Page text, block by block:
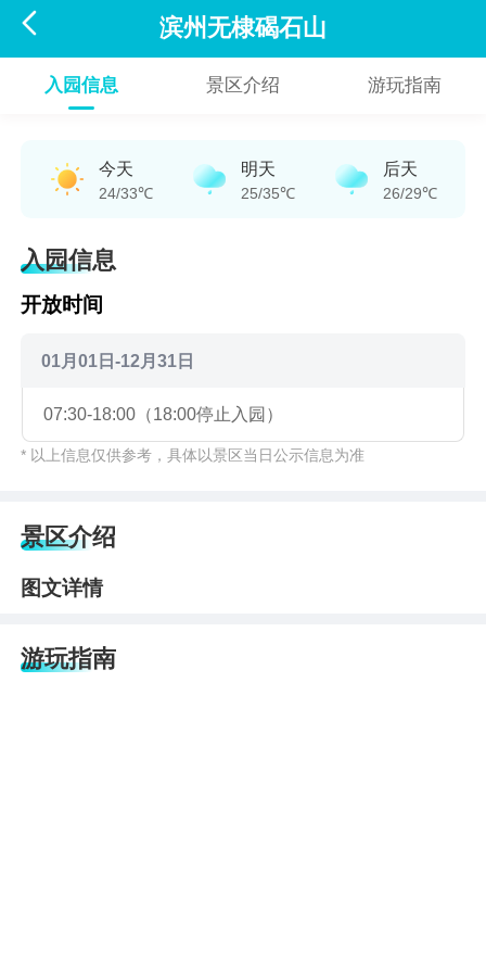
 滨州无棣碣石山
入园信息 景区介绍 游玩指南
今天
24/33℃
明天
25/35℃
后天
26/29℃
入园信息
开放时间
01月01日-12月31日
07:30-18:00（18:00停止入园）
* 以上信息仅供参考，具体以景区当日公示信息为准
景区介绍
图文详情
游玩指南